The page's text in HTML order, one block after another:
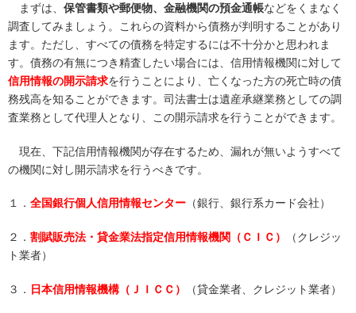
まずは、 保管書類や郵便物、金融機関の預金通帳などをくまなく
調査してみましょう。これらの資料から債務が判明することがあり
ます。ただし、すべての債務を特定するには不十分かと思われま
す。債務の有無につき精査したい場合には、信用情報機関に対して
信用情報の開示請求を行うことにより、亡くなった方の死亡時の債
務残高を知ることができます。司法書士は遺産承継業務としての調
査業務として代理人となり、この開示請求を行うことができます。
現在、下記信用情報機関が存在するため、漏れが無いようすべて
の機関に対し開示請求を行うべきです。
１． 全国銀行個人信用情報センター （銀行、銀行系カード会社）
２． 割賦販売法・貸金業法指定信用情報機関（ＣＩＣ）
（クレジッ
ト業者）
３． 日本信用情報機構（ＪＩＣＣ） （貸金業者、クレジット業者）